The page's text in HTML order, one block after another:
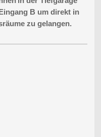
B um direkt in
zu gelangen.